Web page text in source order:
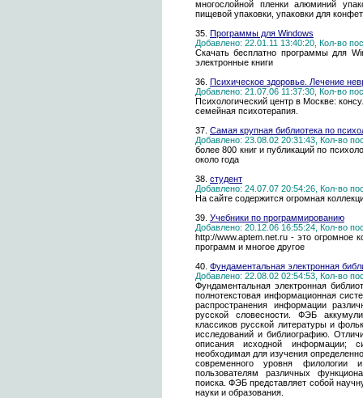
многослойной пленки алюминий
пищевой упаковки, упаковки для конфет
35. Программы для Windows
Добавлено: 22.01.11 13:40:20, Кол-во
Скачать бесплатно программы для
электронные книги
36. Психическое здоровье. Лечение
Добавлено: 21.07.06 11:37:30, Кол-во
Психологический центр в Москве:
семейная психотерапия.
37. Самая крупная библиотека по
Добавлено: 23.08.02 20:31:43, Кол-во
более 800 книг и публикаций по
около года
38. студент
Добавлено: 24.07.07 20:54:26, Кол-во
На сайте содержится огромная
39. Учебники по программированию
Добавлено: 20.12.06 16:55:24, Кол-во
http://www.aptem.net.ru - это огромное
программ и многое другое
40. Фундаментальная электронная
Добавлено: 22.08.02 02:54:53, Кол-во
Фундаментальная электронная
полнотекстовая информационная
распространения информации
русской словесности. ФЭБ
классиков русской литературы и
исследований и библиографию.
описания исходной информации;
необходимая для изучения
современного уровня филологии
пользователям различных
поиска. ФЭБ представляет собой
науки и образования.